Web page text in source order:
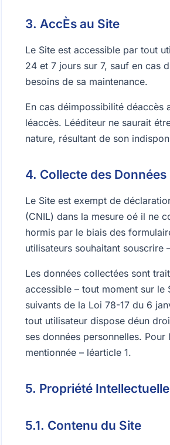
3. AccÈs au Site
Le Site est accessible par tout
24 et 7 jours sur 7, sauf en cas
besoins de sa maintenance.
En cas déimpossibilité déaccès
léaccès. Lééditeur ne saurait
nature, résultant de son
4. Collecte des Données
Le Site est exempt de
(CNIL) dans la mesure oé il ne
hormis par le biais des
utilisateurs souhaitant souscrire
Les données collectées sont
accessible – tout moment sur
suivants de la Loi 78-17 du 6
tout utilisateur dispose déun
ses données personnelles.
mentionnée – léarticle 1.
5. Propriété Intellectuelle
5.1. Contenu du Site